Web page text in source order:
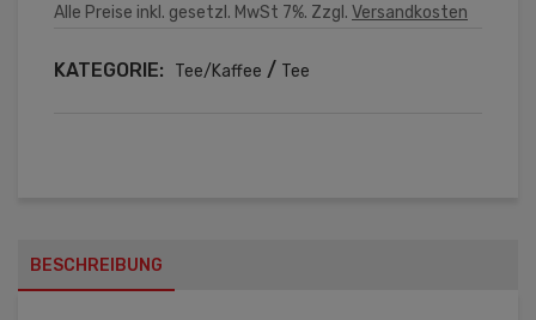
Alle Preise inkl. gesetzl. MwSt 7%. Zzgl. Versandkosten
KATEGORIE: Tee/Kaffee / Tee
BESCHREIBUNG